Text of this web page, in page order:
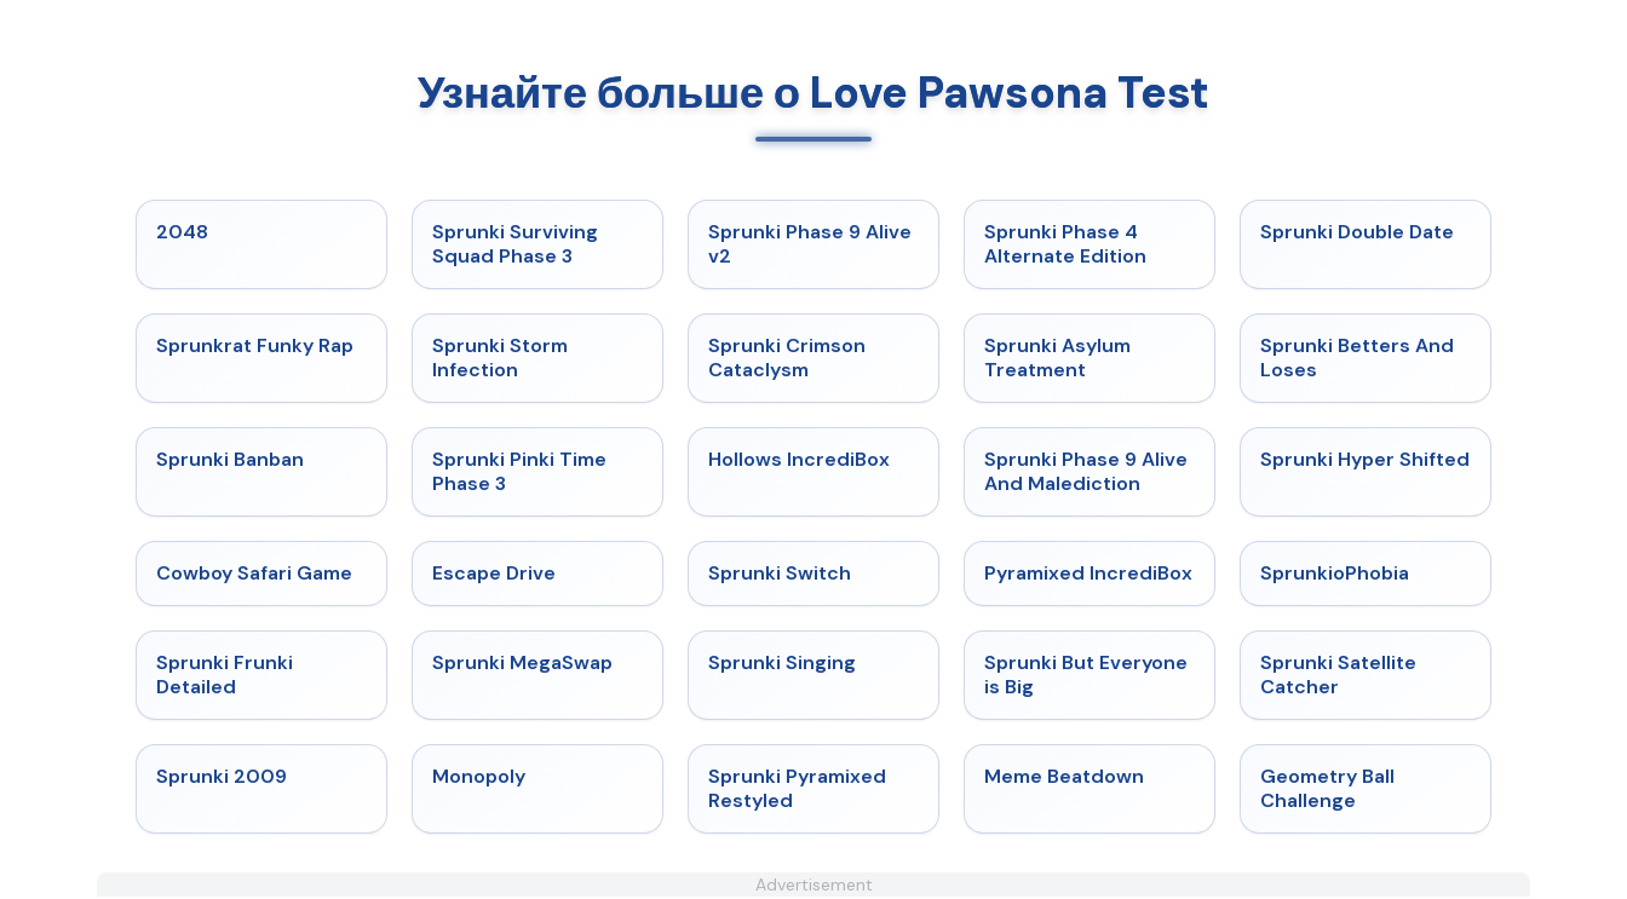
Узнайте больше о Love Pawsona Test
2048 ★
Sprunki Surviving
Squad Phase 3
★ 4.6
Sprunki Phase 9 Alive
v2
Sprunki Phase 4
Alternate Edition
★ 4.5
Sprunki Double Date
★ 4.7
Sprunkrat Funky Rap
Sprunki Storm
Infection
Sprunki Crimson
Cataclysm
Sprunki Asylum
Treatment
★ 4.6
Sprunki Betters And
Loses
Sprunki Banban ★
Sprunki Pinki Time
Phase 3
★ 4.3
Hollows IncrediBox ★ 4.4
Sprunki Phase 9 Alive
And Malediction
★ 4.5
Sprunki Hyper Shifted
★
Cowboy Safari Game Escape Drive Sprunki Switch ★ 4.6
Pyramixed IncrediBox SprunkioPhobia
Sprunki Frunki
Detailed
★ 4.5
Sprunki MegaSwap Sprunki Singing ★ 4.5
Sprunki But Everyone
is Big
Sprunki Satellite
Catcher
Sprunki 2009 Monopoly ★
Sprunki Pyramixed
Restyled
★
Meme Beatdown
Geometry Ball
Challenge
Advertisement